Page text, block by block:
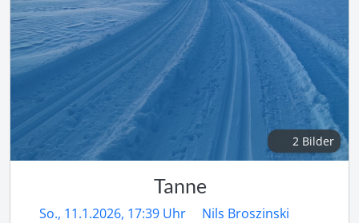
2 Bilder
Tanne
So., 11.1.2026, 17:39 Uhr
Nils Broszinski